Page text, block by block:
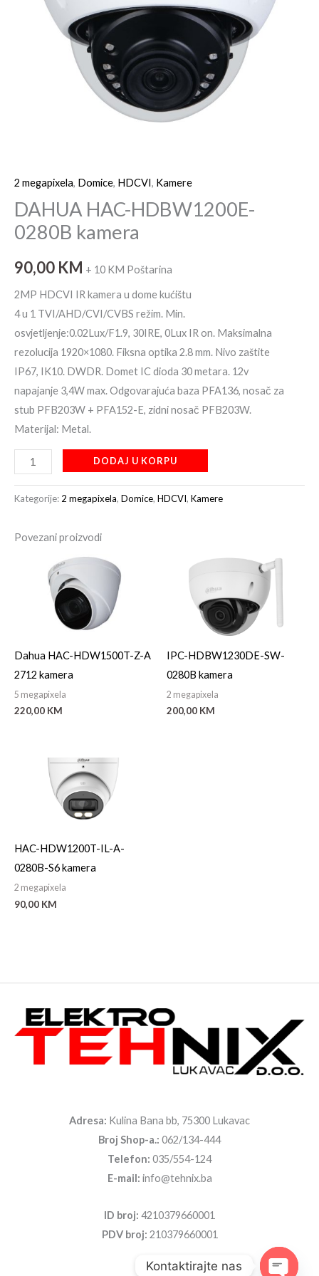
2 megapixela, Domice, HDCVI, Kamere
DAHUA HAC-HDBW1200E-
0280B kamera
90,00 KM + 10 KM Poštarina
2MP HDCVI IR kamera u dome kućištu
4 u 1 TVI/AHD/CVI/CVBS režim. Min.
osvjetljenje:0.02Lux/F1.9, 30IRE, 0Lux IR on. Maksimalna
rezolucija 1920×1080. Fiksna optika 2.8 mm. Nivo zaštite
IP67, IK10. DWDR. Domet IC dioda 30 metara. 12v
napajanje 3,4W max. Odgovarajuća baza PFA136, nosač za
stub PFB203W + PFA152-E, zidni nosač PFB203W.
Materijal: Metal.
DODAJ U KORPU
Kategorije: 2 megapixela, Domice, HDCVI, Kamere
Povezani proizvodi
Dahua HAC-HDW1500T-Z-A
2712 kamera
5 megapixela
220,00 KM
IPC-HDBW1230DE-SW-
0280B kamera
2 megapixela
200,00 KM
HAC-HDW1200T-IL-A-
0280B-S6 kamera
2 megapixela
90,00 KM
Adresa: Kulina Bana bb, 75300 Lukavac
Broj Shop-a.: 062/134-444
Telefon: 035/554-124
E-mail: info@tehnix.ba
ID broj: 4210379660001
PDV broj: 210379660001
Kontaktirajte nas